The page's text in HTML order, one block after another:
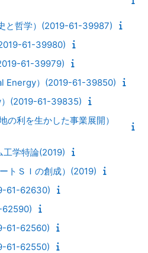
と哲学）(2019-61-39987)
61-39980)
61-39979)
Energy）(2019-61-39850)
(2019-61-39835)
の利を生かした事業展開）
工学特論(2019)
トＳＩの創成）(2019)
61-62630)
62590)
61-62560)
61-62550)